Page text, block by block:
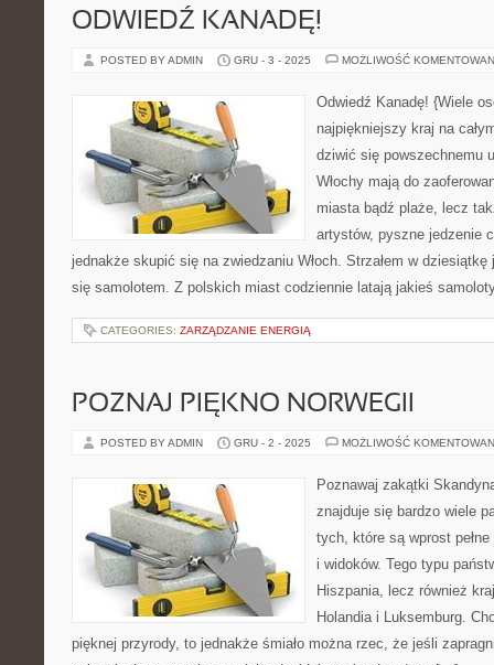
ODWIEDŹ KANADĘ!
POSTED BY ADMIN GRU - 3 - 2025 MOŻLIWOŚĆ
Odwiedź Kanadę! {Wiele
najpiękniejszy kraj na
dziwić się powszechnemu
Włochy mają do
miasta bądź plaże, lecz
artystów, pyszne jedzenie
jednakże skupić się na zwiedzaniu Włoch. Strzałem w
się samolotem. Z polskich miast codziennie latają jakieś
CATEGORIES: ZARZĄDZANIE ENERGIĄ
POZNAJ PIĘKNO NORWEGII
POSTED BY ADMIN GRU - 2 - 2025 MOŻLIWOŚĆ
Poznawaj zakątki
znajduje się bardzo wiele
tych, które są wprost
i widoków. Tego typu
Hiszpania, lecz również
Holandia i Luksemburg.
pięknej przyrody, to jednakże śmiało można rzec, że jeśli